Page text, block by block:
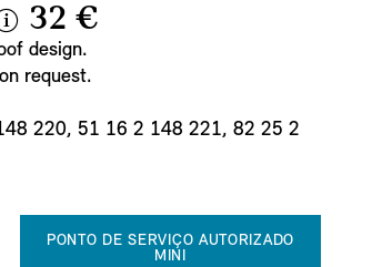
32 €
design.
request.
220, 51 16 2 148 221, 82 25 2
PONTO DE SERVIÇO AUTORIZADO
MINI